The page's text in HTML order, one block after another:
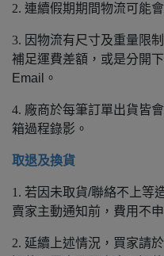
2. 連續假期期間物流可能
3. 因物流有尺寸及重量限
補足運費差額，或是分開
Email。
4. 廠商於每筆訂單出貨皆
箱過程錄影。
取退及換貨
1. 若因未取貨/聯絡不上等
賣家主動通知前，費用不
2. 延續上述情況，買家請